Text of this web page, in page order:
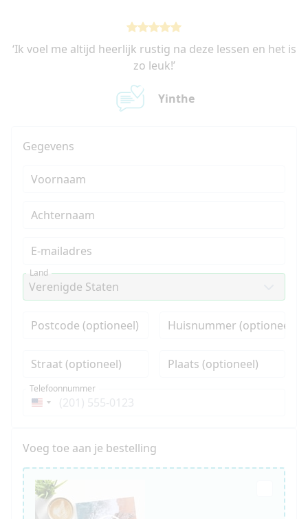
‘Ik voel me altijd heerlijk rustig na deze lessen en het is
zo leuk!’
Yinthe
Gegevens
Voornaam
Achternaam
E-mailadres
Land
Postcode (optioneel) Huisnummer (optioneel)
Straat (optioneel) Plaats (optioneel)
Verenigde
Telefoonnummer
Voeg toe aan je bestelling